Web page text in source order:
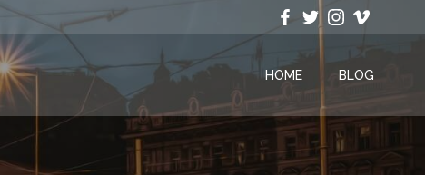
HOME BLOG